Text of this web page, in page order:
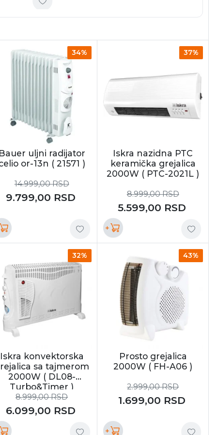
34%
uljni radijator
or-13n ( 21571 )
9.799,00 RSD
14.999,00RSD
37%
Iskra nazidna PTC
keramička grejalica
2000W ( PTC-2021L )
5.599,00 RSD
8.999,00RSD
+
32%
Iskra konvektorska
sa tajmerom
2000W ( DL08-
Turbo&Timer )
6.099,00 RSD
8.999,00RSD
43%
Prosto grejalica
2000W ( FH-A06 )
1.699,00 RSD
2.999,00RSD
+